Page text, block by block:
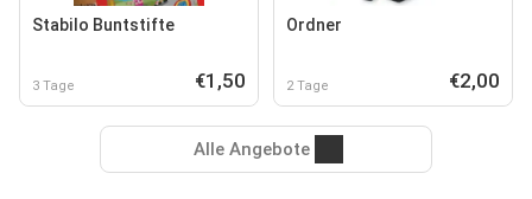
Stabilo Buntstifte
3 Tage €1,50
Ordner
2 Tage €2,00
Alle Angebote